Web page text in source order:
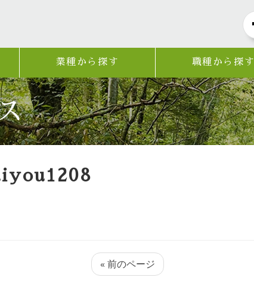
業種から探す 職種から探す
« 前のページ